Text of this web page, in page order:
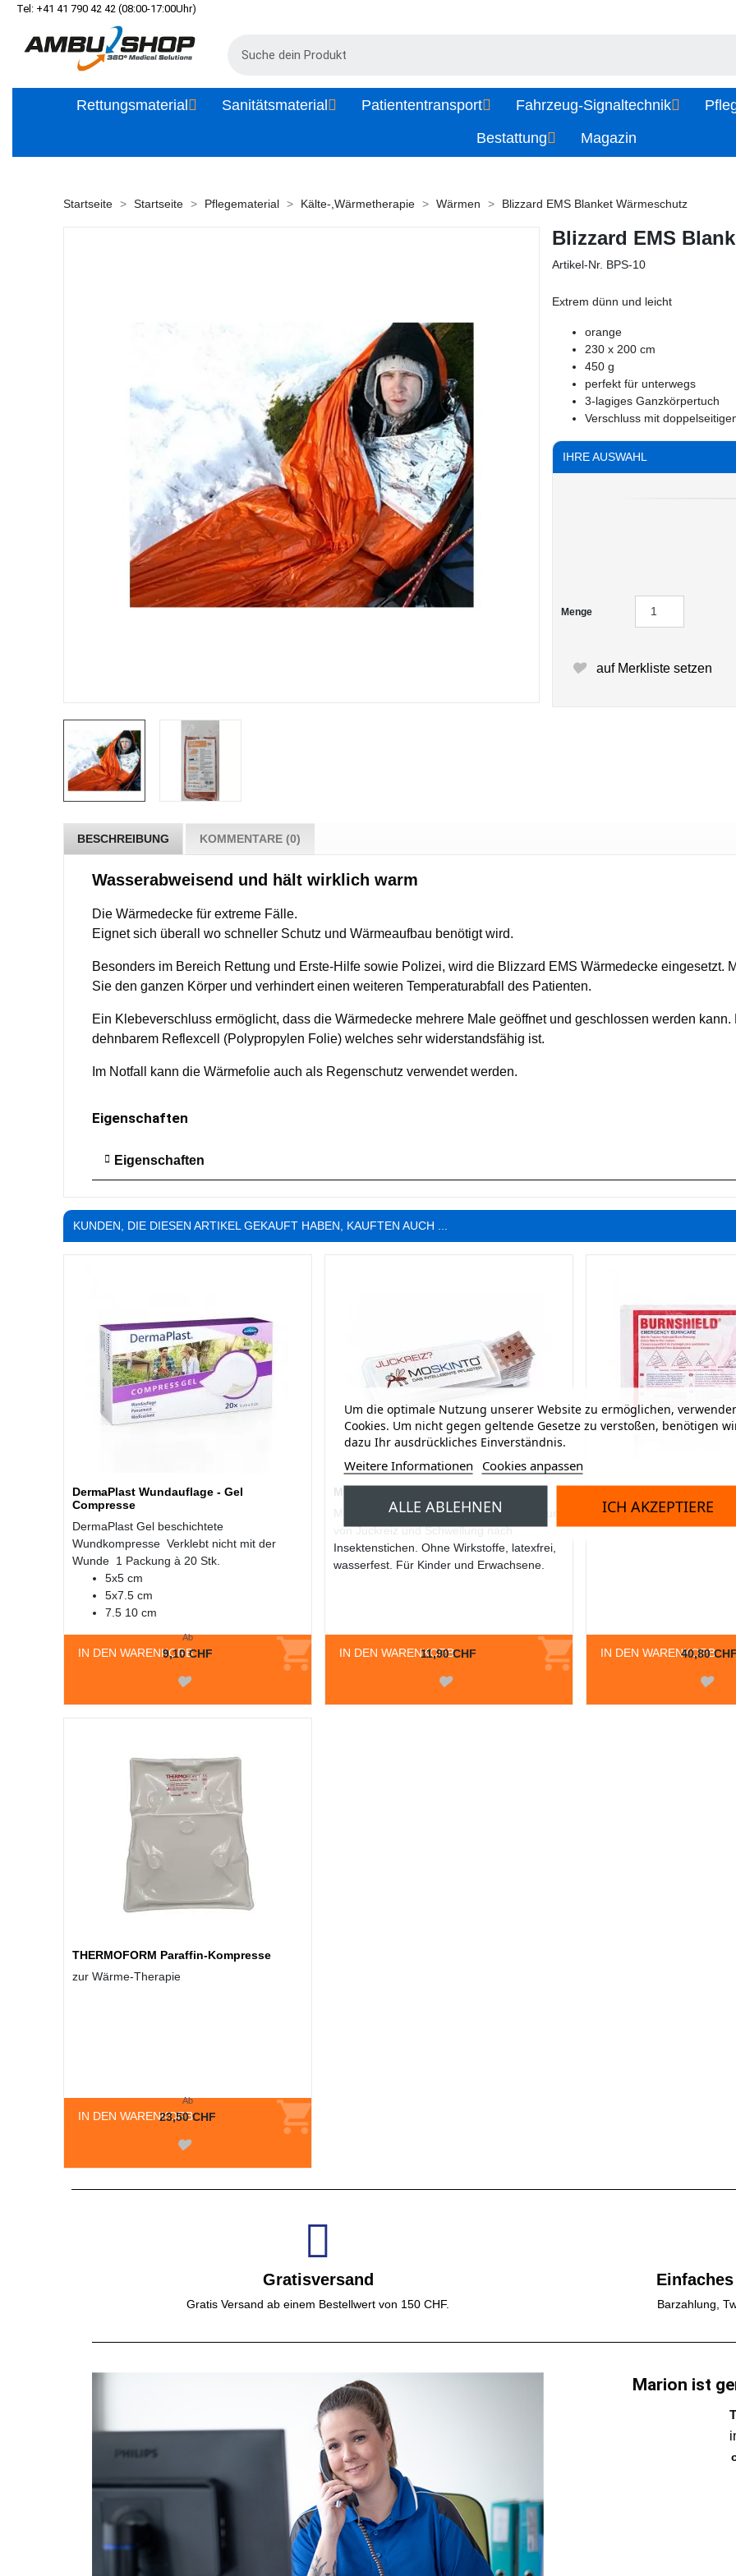
Tel: +41 41 790 42 42 (08:00-17:00Uhr)
Rettungsmaterial Sanitätsmaterial Patiententransport Fahrzeug-Signaltechnik
Bestattung
Magazin
Startseite Startseite Pflegematerial Kälte-,Wärmetherapie Wärmen Blizzard EMS Blanket Wärmeschutz
Blizzard EMS
Artikel-Nr. BPS-10
Extrem dünn und leicht
orange
230 x 200 cm
450 g
perfekt für unterwegs
3-lagiges Ganzkörpertuch
Verschluss mit
IHRE AUSWAHL
Menge
auf Merkliste setzen
BESCHREIBUNG KOMMENTARE (0)
Wasserabweisend und hält wirklich warm
Die Wärmedecke für extreme Fälle.
Eignet sich überall wo schneller Schutz und Wärmeaufbau benötigt wird.
Besonders im Bereich Rettung und Erste-Hilfe sowie Polizei, wird die Blizzard EMS Wärmedecke eingesetzt.
Sie den ganzen Körper und verhindert einen weiteren Temperaturabfall des Patienten.
Ein Klebeverschluss ermöglicht, dass die Wärmedecke mehrere Male geöffnet und geschlossen werden
dehnbarem Reflexcell (Polypropylen Folie) welches sehr widerstandsfähig ist.
Im Notfall kann die Wärmefolie auch als Regenschutz verwendet werden.
Eigenschaften
Eigenschaften
KUNDEN, DIE DIESEN ARTIKEL GEKAUFT HABEN, KAUFTEN AUCH ...
DermaPlast Wundauflage - Gel
Compresse
DermaPlast Gel beschichtete
Wundkompresse Verklebt nicht mit der
Wunde 1 Packung à 20 Stk.
5x5 cm
5x7.5 cm
7.5 10 cm
IN DEN WARENKORB
Ab
9,10 CHF
MOSKINTO Insektenstichpflaster
Moskinto Insektenstichpflaster zur Linderung
von Juckreiz und Schwellung nach
Insektenstichen. Ohne Wirkstoffe, latexfrei,
wasserfest. Für Kinder und Erwachsene.
IN DEN WARENKORB
11,90 CHF
Burnshield Kompresse,
steriler Verband
IN DEN WARENKORB
40,80 CHF
THERMOFORM Paraffin-Kompresse
zur Wärme-Therapie
IN DEN WARENKORB
Ab
23,50 CHF
Gratisversand
Gratis Versand ab einem Bestellwert von 150 CHF. Barzahlung,
Marion ist
Um die optimale Nutzung unserer Website zu ermöglichen,
Cookies. Um nicht gegen geltende Gesetze zu verstoßen, benötigen
dazu Ihr ausdrückliches Einverständnis.
Weitere Informationen Cookies anpassen
ALLE ABLEHNEN ICH AKZEPTIERE